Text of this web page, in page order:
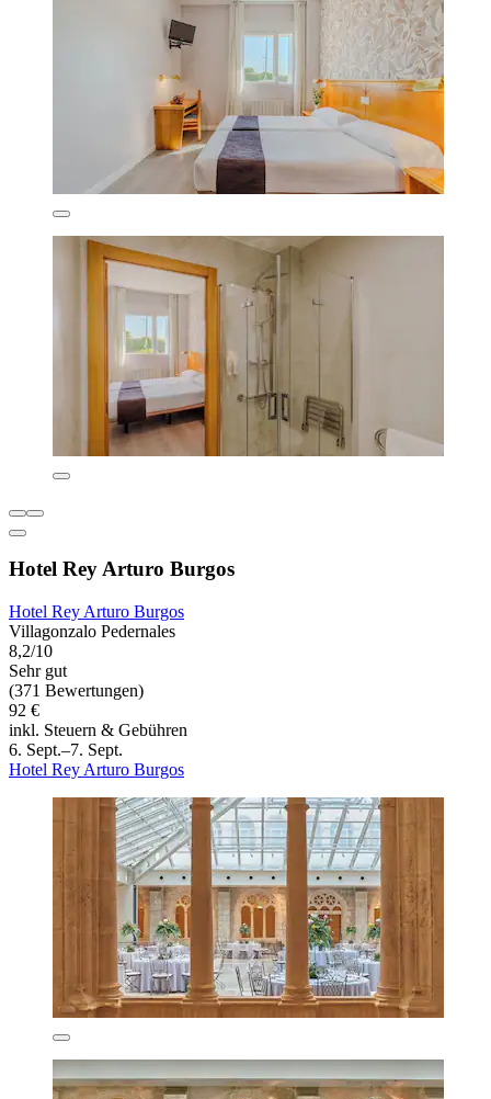
Hotel Rey Arturo Burgos
Hotel Rey Arturo Burgos
Villagonzalo Pedernales
8,2/10
Sehr gut
(371 Bewertungen)
92 €
inkl. Steuern & Gebühren
6. Sept.–7. Sept.
Hotel Rey Arturo Burgos